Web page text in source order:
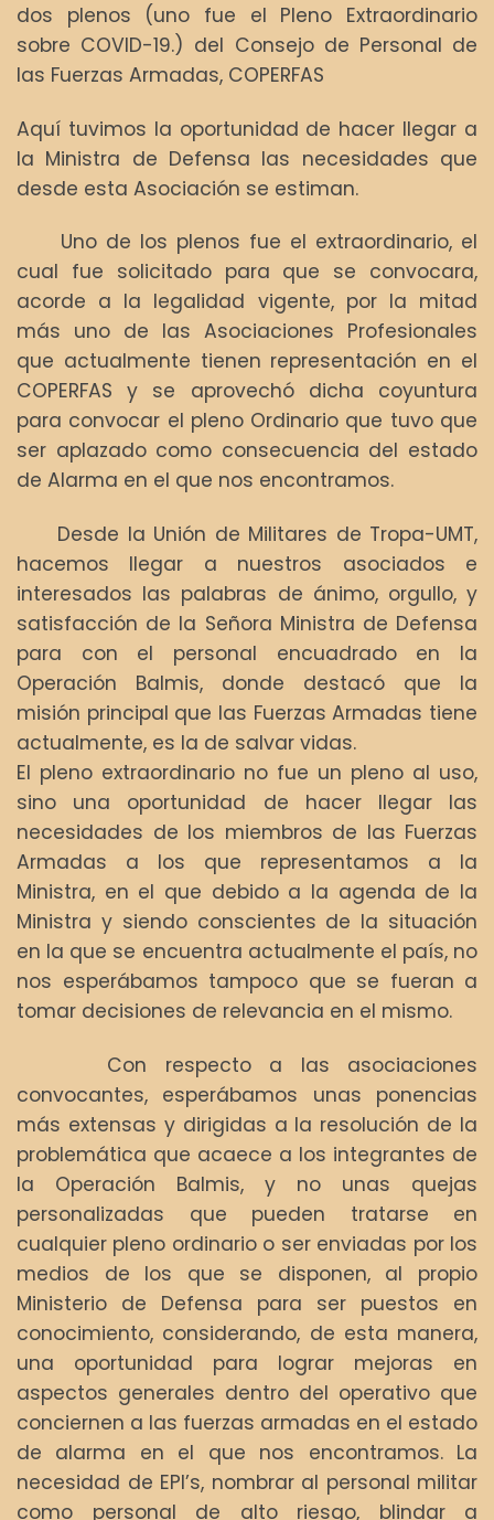
dos plenos (uno fue el Pleno Extraordinario
sobre COVID-19.) del Consejo de Personal de
las Fuerzas Armadas, COPERFAS
Aquí tuvimos la oportunidad de hacer llegar a
la Ministra de Defensa las necesidades que
desde esta Asociación se estiman.
Uno de los plenos fue el extraordinario, el
cual fue solicitado para que se convocara,
acorde a la legalidad vigente, por la mitad
más uno de las Asociaciones Profesionales
que actualmente tienen representación en el
COPERFAS y se aprovechó dicha coyuntura
para convocar el pleno Ordinario que tuvo que
ser aplazado como consecuencia del estado
de Alarma en el que nos encontramos.
Desde la Unión de Militares de Tropa-UMT,
hacemos llegar a nuestros asociados e
interesados las palabras de ánimo, orgullo, y
satisfacción de la Señora Ministra de Defensa
para con el personal encuadrado en la
Operación Balmis, donde destacó que la
misión principal que las Fuerzas Armadas tiene
actualmente, es la de salvar vidas.
El pleno extraordinario no fue un pleno al uso,
sino una oportunidad de hacer llegar las
necesidades de los miembros de las Fuerzas
Armadas a los que representamos a la
Ministra, en el que debido a la agenda de la
Ministra y siendo conscientes de la situación
en la que se encuentra actualmente el país, no
nos esperábamos tampoco que se fueran a
tomar decisiones de relevancia en el mismo.
Con respecto a las asociaciones
convocantes, esperábamos unas ponencias
más extensas y dirigidas a la resolución de la
problemática que acaece a los integrantes de
la Operación Balmis, y no unas quejas
personalizadas que pueden tratarse en
cualquier pleno ordinario o ser enviadas por los
medios de los que se disponen, al propio
Ministerio de Defensa para ser puestos en
conocimiento, considerando, de esta manera,
una oportunidad para lograr mejoras en
aspectos generales dentro del operativo que
conciernen a las fuerzas armadas en el estado
de alarma en el que nos encontramos. La
necesidad de EPI’s, nombrar al personal militar
como personal de alto riesgo, blindar a